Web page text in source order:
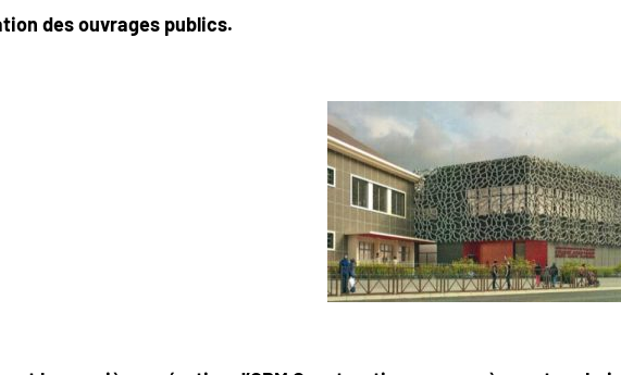
des ouvrages publics.